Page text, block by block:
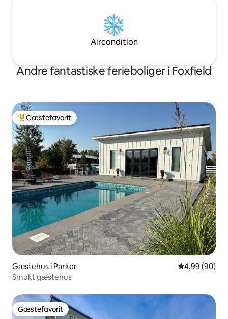
Aircondition
Andre fantastiske ferieboliger i Foxfield
Bedste gæstefavorit
Gæstefavorit
Gæstehus i Parker 4,99 ud af 5 i
4,99 (90)
Smukt gæstehus
Gæstefavorit
Gæstefavorit